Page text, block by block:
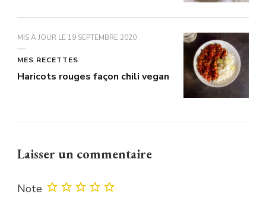
MIS À JOUR LE 19 SEPTEMBRE 2020
MES RECETTES
Haricots rouges façon chili vegan
Laisser un commentaire
Note